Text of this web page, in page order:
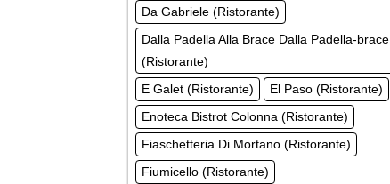
Da Gabriele (Ristorante)
Dalla Padella Alla Brace Dalla Padella-brace
(Ristorante)
E Galet (Ristorante)
El Paso (Ristorante)
Enoteca Bistrot Colonna (Ristorante)
Fiaschetteria Di Mortano (Ristorante)
Fiumicello (Ristorante)